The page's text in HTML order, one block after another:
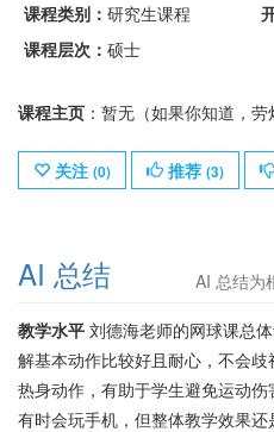
课程类别： 研究生课程
课程层次： 硕士
课程主页 ：暂无（如果你知道，劳
关注 (0) 推荐 (3)
AI 总结 AI 总结为
教学水平 刘德海老师的网球课总
解基本动作比较好且耐心，不会
热身动作，有助于学生避免运动
有时会玩手机，但整体教学效果还